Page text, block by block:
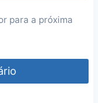
para a próxima